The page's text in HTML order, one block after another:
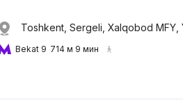
Toshkent, Sergeli, Xalqobod MFY,
Bekat 9 714 м 9 мин